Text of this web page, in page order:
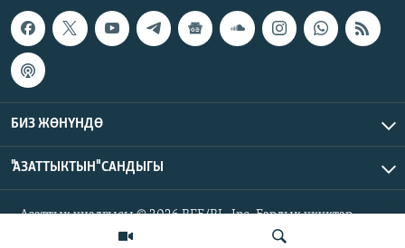
БИЗ ЖӨНҮНДӨ
"АЗАТТЫКТЫН" САНДЫГЫ
Азаттык үналгысы © 2026 RFE/RL, Inc. Бардык укуктар